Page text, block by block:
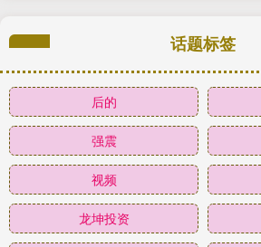
话题标签
后的
强震
视频
龙坤投资